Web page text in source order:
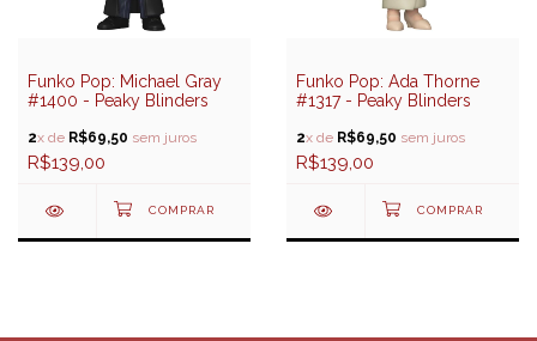
Funko Pop: Michael Gray
#1400 - Peaky Blinders
2x de R$69,50 sem juros
R$139,00
Funko Pop: Ada Thorne
#1317 - Peaky Blinders
2x de R$69,50 sem juros
R$139,00